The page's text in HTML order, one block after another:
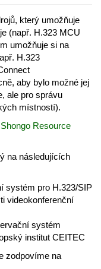
který umožňuje
(např. H.323 MCU
umožňuje si na
H.323
aby bylo možné jej
ale pro správu
místností).
Shongo Resource
na následujících
systém pro H.323/SIP
videokonferenční
systém
institut CEITEC
zodpovíme na